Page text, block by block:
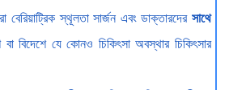
বেরিয়াট্রিক স্থূলতা সার্জন এবং ডাক্তারদেরসাথে
বিদেশে যে কোনও চিকিৎসা অবস্থার চিকিৎসার